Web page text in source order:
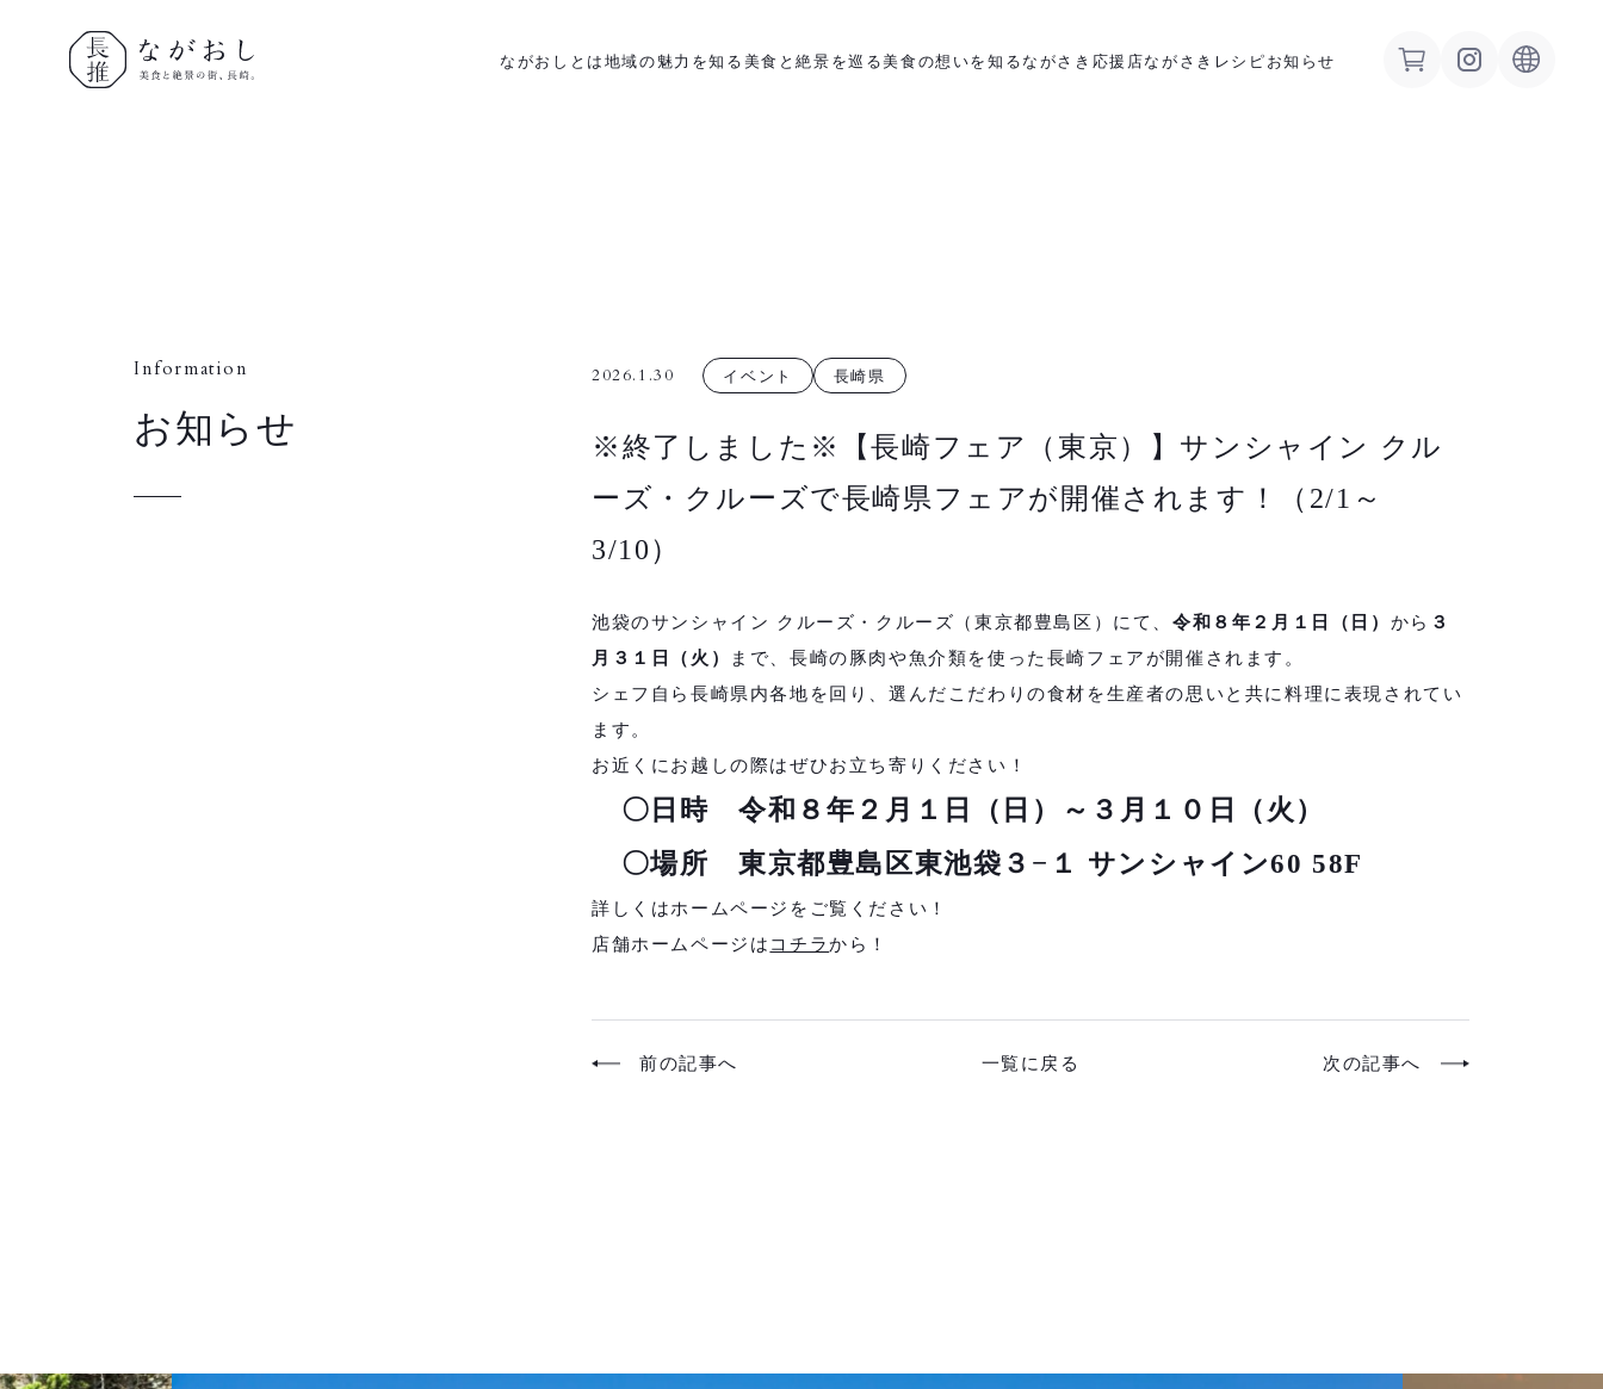
ながおしとは 地域の魅力を知る 美食と絶景を巡る美食の想いを知る ながさき応援店ながさきレシピ お知らせ
Information
お知らせ
2026.1.30 イベント 長崎県
※終了しました※【長崎フェア（東京）】サンシャイン クル
ーズ・クルーズで長崎県フェアが開催されます！（2/1～
3/10）
池袋のサンシャイン クルーズ・クルーズ（東京都豊島区）にて、令和８年２月１日（日） から ３
月３１日（火）
まで、長崎の豚肉や魚介類を使った長崎フェアが開催されます。
シェフ自ら長崎県内各地を回り、選んだこだわりの食材を生産者の思いと共に料理に表現されてい
ます。
お近くにお越しの際はぜひお立ち寄りください！
〇日時 令和８年２月１日（日）～３月１０日（火）
〇場所 東京都豊島区東池袋３−１ サンシャイン60 58F
詳しくはホームページをご覧ください！
店舗ホームページは コチラから！
前の記事へ 一覧に戻る 次の記事へ